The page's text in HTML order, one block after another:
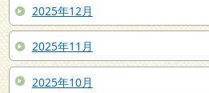
2025年12月
2025年11月
2025年10月